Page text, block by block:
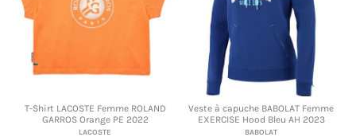
T-Shirt LACOSTE Femme ROLAND
GARROS Orange PE 2022
LACOSTE
Veste à capuche BABOLAT Femme
EXERCISE Hood Bleu AH 2023
BABOLAT